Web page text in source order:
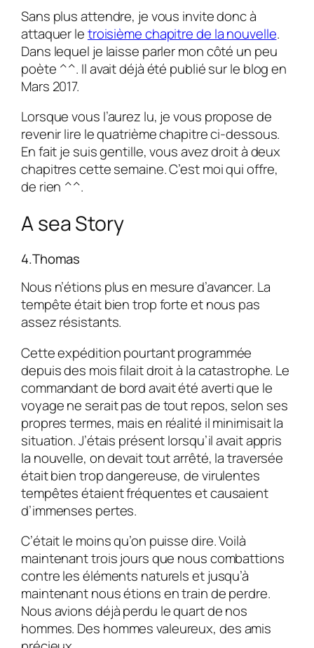
Sans plus attendre, je vous invite donc à
attaquer letroisième chapitre de la nouvelle.
Dans lequel je laisse parler mon côté un peu
poète ^^. Il avait déjà été publié sur le blog en
Mars 2017.
Lorsque vous l’aurez lu, je vous propose de
revenir lire le quatrième chapitre ci-dessous.
En fait je suis gentille, vous avez droit à deux
chapitres cette semaine. C’est moi qui offre,
de rien ^^.
A sea Story
4.Thomas
Nous n’étions plus en mesure d’avancer. La
tempête était bien trop forte et nous pas
assez résistants.
Cette expédition pourtant programmée
depuis des mois filait droit à la catastrophe. Le
commandant de bord avait été averti que le
voyage ne serait pas de tout repos, selon ses
propres termes, mais en réalité il minimisait la
situation. J’étais présent lorsqu’il avait appris
la nouvelle, on devait tout arrêté, la traversée
était bien trop dangereuse, de virulentes
tempêtes étaient fréquentes et causaient
d’immenses pertes.
C’était le moins qu’on puisse dire. Voilà
maintenant trois jours que nous combattions
contre les éléments naturels et jusqu’à
maintenant nous étions en train de perdre.
Nous avions déjà perdu le quart de nos
hommes. Des hommes valeureux, des amis